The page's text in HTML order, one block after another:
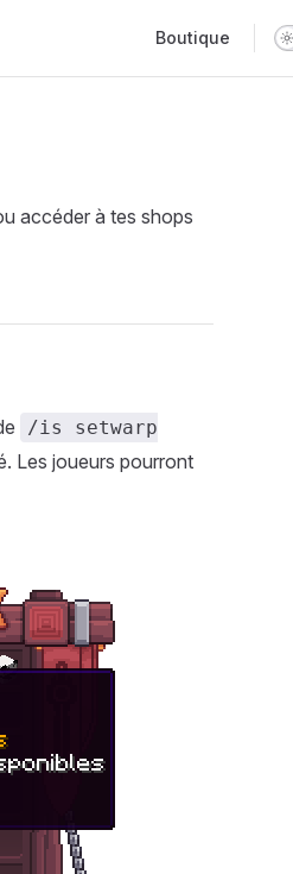
Boutique
accéder à tes shops
/is setwarp
Les joueurs pourront